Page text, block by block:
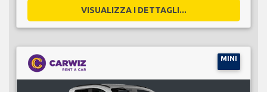
VISUALIZZA I DETTAGLI...
MINI